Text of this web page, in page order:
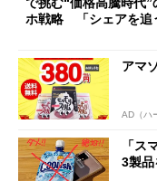
で挑む“価格高騰時代”
ホ戦略 「シェアを追
アマ
AD（ハ
「
3製品